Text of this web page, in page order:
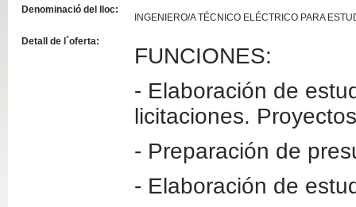
Denominació del lloc:
INGENIERO/A TÉCNICO ELÉCTRICO PARA
Detall de l´oferta:
FUNCIONES:
- Elaboración de
licitaciones.
- Preparación de
- Elaboración de